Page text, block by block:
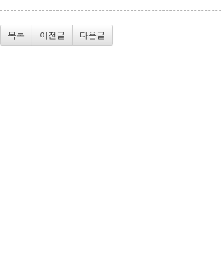
목록 이전글 다음글